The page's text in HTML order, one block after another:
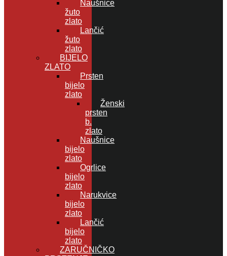
Naušnice
žuto
zlato
Lančić
žuto
zlato
BIJELO
ZLATO
Prsten
bijelo
zlato
Ženski
prsten
b.
zlato
Naušnice
bijelo
zlato
Ogrlice
bijelo
zlato
Narukvice
bijelo
zlato
Lančić
bijelo
zlato
ZARUČNIČKO